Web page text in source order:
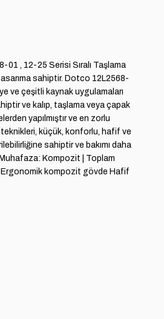
01 , 12-25 Serisi Sıralı Taşlama
sahiptir. Dotco 12L2568-
ve çeşitli kaynak uygulamaları
ve kalıp, taşlama veya çapak
yapılmıştır ve en zorlu
küçük, konforlu, hafif ve
sahiptir ve bakımı daha
Muhafaza: Kompozit | Toplam
Ergonomik kompozit gövde Hafif